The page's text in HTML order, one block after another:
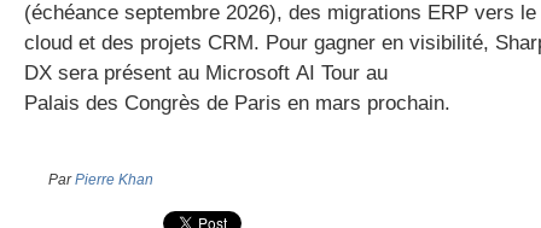
(échéance septembre 2026), des migrations ERP vers le
cloud et des projets CRM. Pour gagner en visibilité,
DX sera présent au Microsoft AI Tour au
Palais des Congrès de Paris en mars prochain.
ParPierre Khan